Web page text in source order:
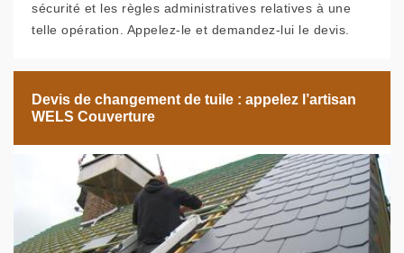
sécurité et les règles administratives relatives à une
telle opération. Appelez-le et demandez-lui le devis.
Devis de changement de tuile : appelez l’artisan
WELS Couverture